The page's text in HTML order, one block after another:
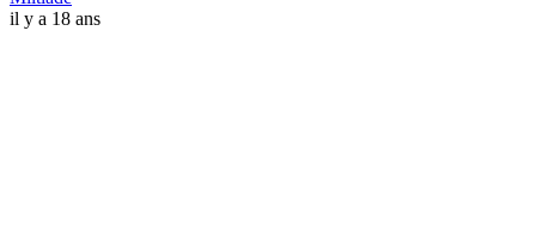
il y a 18 ans